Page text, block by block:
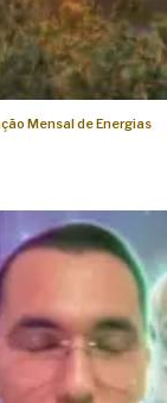
Mensal de Energias